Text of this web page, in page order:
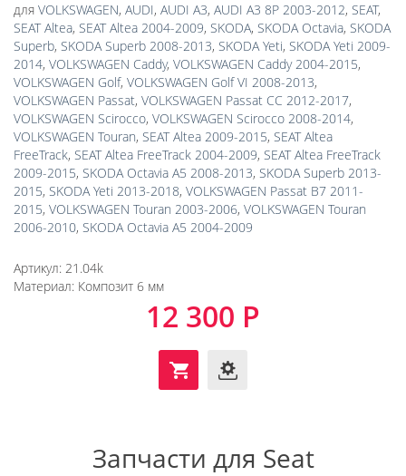
для VOLKSWAGEN, AUDI, AUDI A3, AUDI A3 8P 2003-2012, SEAT,
SEAT Altea, SEAT Altea 2004-2009, SKODA, SKODA Octavia, SKODA
Superb, SKODA Superb 2008-2013, SKODA Yeti, SKODA Yeti 2009-
2014, VOLKSWAGEN Caddy, VOLKSWAGEN Caddy 2004-2015,
VOLKSWAGEN Golf, VOLKSWAGEN Golf VI 2008-2013,
VOLKSWAGEN Passat, VOLKSWAGEN Passat CC 2012-2017,
VOLKSWAGEN Scirocco, VOLKSWAGEN Scirocco 2008-2014,
VOLKSWAGEN Touran, SEAT Altea 2009-2015, SEAT Altea
FreeTrack, SEAT Altea FreeTrack 2004-2009, SEAT Altea FreeTrack
2009-2015, SKODA Octavia A5 2008-2013, SKODA Superb 2013-
2015, SKODA Yeti 2013-2018, VOLKSWAGEN Passat B7 2011-
2015, VOLKSWAGEN Touran 2003-2006, VOLKSWAGEN Touran
2006-2010, SKODA Octavia A5 2004-2009
Артикул: 21.04k
Материал: Композит 6 мм
12 300 Р
Запчасти для Seat